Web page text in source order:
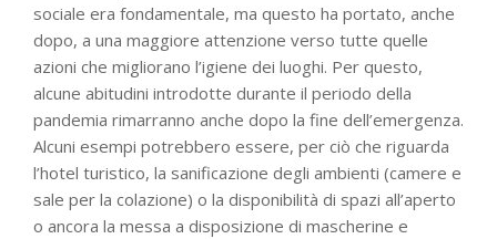
sociale era fondamentale, ma questo ha portato, anche
dopo, a una maggiore attenzione verso tutte quelle
azioni che migliorano l’igiene dei luoghi. Per questo,
alcune abitudini introdotte durante il periodo della
pandemia rimarranno anche dopo la fine dell’emergenza.
Alcuni esempi potrebbero essere, per ciò che riguarda
l’hotel turistico, la sanificazione degli ambienti (camere e
sale per la colazione) o la disponibilità di spazi all’aperto
o ancora la messa a disposizione di mascherine e